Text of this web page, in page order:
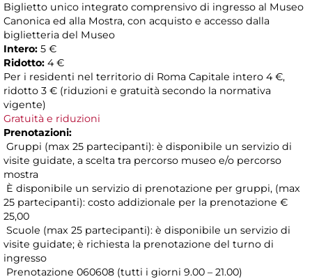
Biglietto unico integrato comprensivo di ingresso al Museo
Canonica ed alla Mostra, con acquisto e accesso dalla
biglietteria del Museo
Intero: 5 €
Ridotto: 4 €
Per i residenti nel territorio di Roma Capitale intero 4 €,
ridotto 3 € (riduzioni e gratuità secondo la normativa
vigente)
Gratuità e riduzioni
Prenotazioni:
Gruppi (max 25 partecipanti): è disponibile un servizio di
visite guidate, a scelta tra percorso museo e/o percorso
mostra
È disponibile un servizio di prenotazione per gruppi, (max
25 partecipanti): costo addizionale per la prenotazione €
25,00
Scuole (max 25 partecipanti): è disponibile un servizio di
visite guidate; è richiesta la prenotazione del turno di
ingresso
Prenotazione 060608 (tutti i giorni 9.00 – 21.00)